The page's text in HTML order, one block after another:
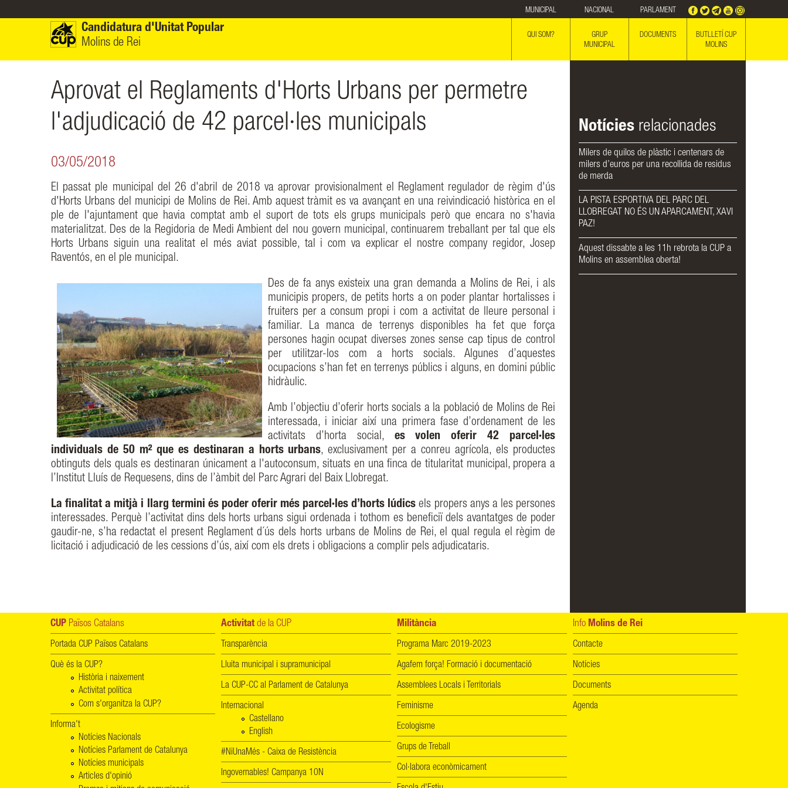
MUNICIPAL NACIONAL PARLAMENT
Candidatura d'Unitat Popular
Molins de Rei
QUI SOM?
GRUP
MUNICIPAL
DOCUMENTS
BUTLLETÍ CUP
MOLINS
Aprovat el Reglaments d'Horts Urbans per permetre
l'adjudicació de 42 parcel·les municipals
03/05/2018
El passat ple municipal del 26 d'abril de 2018 va aprovar provisionalment el Reglament regulador de règim d'ús
d'Horts Urbans del municipi de Molins de Rei. Amb aquest tràmit es va avançant en una reivindicació històrica en el
ple de l'ajuntament que havia comptat amb el suport de tots els grups municipals però que encara no s'havia
materialitzat. Des de la Regidoria de Medi Ambient del nou govern municipal, continuarem treballant per tal que els
Horts Urbans siguin una realitat el més aviat possible, tal i com va explicar el nostre company regidor, Josep
Raventós, en el ple municipal.
Des de fa anys existeix una gran demanda a Molins de Rei, i als
municipis propers, de petits horts a on poder plantar hortalisses i
fruiters per a consum propi i com a activitat de lleure personal i
familiar. La manca de terrenys disponibles ha fet que força
persones hagin ocupat diverses zones sense cap tipus de control
per utilitzar-los com a horts socials. Algunes d’aquestes
ocupacions s’han fet en terrenys públics i alguns, en domini públic
hidràulic.
Amb l’objectiu d’oferir horts socials a la població de Molins de Rei
interessada, i iniciar així una primera fase d’ordenament de les
activitats d’horta social, es volen oferir 42 parcel·les
individuals de 50 m² que es destinaran a horts urbans, exclusivament per a conreu agrícola, els productes
obtinguts dels quals es destinaran únicament a l'autoconsum, situats en una finca de titularitat municipal, propera a
l’Institut Lluís de Requesens, dins de l’àmbit del Parc Agrari del Baix Llobregat.
La finalitat a mitjà i llarg termini és poder oferir més parcel·les d’horts lúdics els propers anys a les persones
interessades. Perquè l’activitat dins dels horts urbans sigui ordenada i tothom es beneficiï dels avantatges de poder
gaudir-ne, s’ha redactat el present Reglament d´ús dels horts urbans de Molins de Rei, el qual regula el règim de
licitació i adjudicació de les cessions d’ús, així com els drets i obligacions a complir pels adjudicataris.
Notícies relacionades
Milers de quilos de plàstic i centenars de
milers d’euros per una recollida de residus
de merda
LA PISTA ESPORTIVA DEL PARC DEL
LLOBREGAT NO ÉS UN APARCAMENT, XAVI
PAZ!
Aquest dissabte a les 11h rebrota la CUP a
Molins en assemblea oberta!
CUP Països Catalans
Portada CUP Països Catalans
Què és la CUP?
Història i naixement
Activitat política
Com s'organitza la CUP?
Informa't
Notícies Nacionals
Notícies Parlament de Catalunya
Notícies municipals
Articles d'opinió
Activitat de la CUP
Transparència
Lluita municipal i supramunicipal
La CUP-CC al Parlament de Catalunya
Internacional
Castellano
English
#NiUnaMés - Caixa de Resistència
Ingovernables! Campanya 10N
Militància
Programa Marc 2019-2023
Agafem força! Formació i documentació
Assemblees Locals i Territorials
Feminisme
Ecologisme
Grups de Treball
Col·labora econòmicament
Info Molins de Rei
Contacte
Notícies
Documents
Agenda